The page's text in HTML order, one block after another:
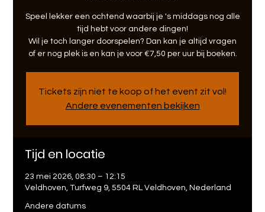
Speel lekker een ochtend waarbij je 's middags nog alle
tijd hebt voor andere dingen!
Wil je toch langer doorspelen? Dan kan je altijd vragen
of er nog plek is en kan je voor €7,50 per uur bij boeken.
Tickets zijn niet te koop of het event zit vol!
Andere evenementen bekijken
Tijd en locatie
23 mei 2026, 08:30 – 12:15
Veldhoven, Turfweg 9, 5504 RL Veldhoven, Nederland
Andere datums